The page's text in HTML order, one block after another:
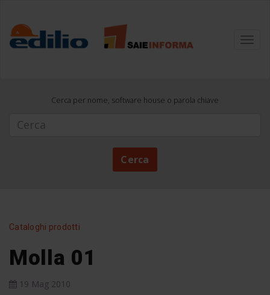
Cerca per nome, software house o parola chiave
Cerca
Cataloghi prodotti
Molla 01
19 Mag 2010